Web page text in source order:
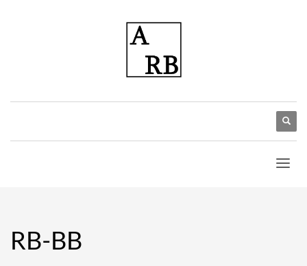
RB-BB